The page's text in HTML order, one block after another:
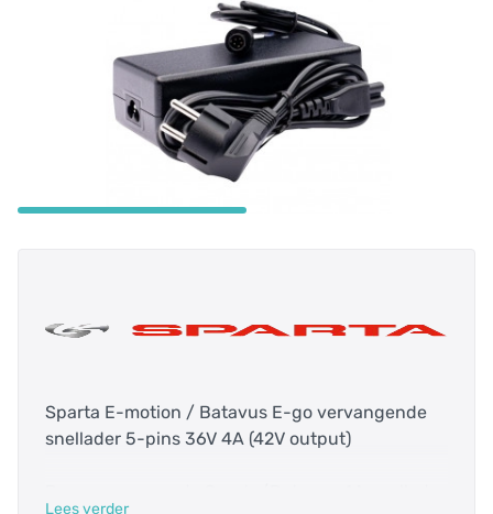
Sparta E-motion / Batavus E-go vervangende
snellader 5-pins 36V 4A (42V output)
Lees verder